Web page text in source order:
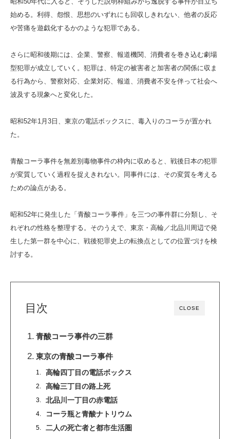
始める。利得、怨恨、思想のいずれにも回収しきれない、他者の反応
や苦痛を遊戯化するかのような犯罪である。
さらに昭和後期には、企業、警察、報道機関、消費者を巻き込む劇場
型犯罪が成立していく。犯罪は、特定の被害者と加害者の関係に収ま
る行為から、警察対応、企業対応、報道、消費者不安を伴って社会へ
波及する現象へと変化した。
昭和52年1月3日、東京の電話ボックスに、毒入りのコーラが置かれ
た。
青酸コーラ事件を無差別毒物事件の枠内に収めると、戦後日本の犯罪
が変質していく過程を捉えきれない。同事件には、その変質を考える
ための論点がある。
昭和52年に発生した「青酸コーラ事件」を三つの事件群に分類し、そ
れぞれの性格を整理する。そのうえで、東京・高輪／北品川周辺で発
生した第一群を中心に、戦後犯罪史上の転換点としての位置づけを検
討する。
CLOSE
目次
青酸コーラ事件の三群
東京の青酸コーラ事件
高輪四丁目の電話ボックス
高輪三丁目の路上死
北品川一丁目の赤電話
コーラ瓶と青酸ナトリウム
二人の死亡者と都市生活圏